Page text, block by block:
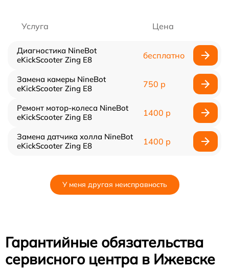
Услуга Цена
Диагностика NineBot
eKickScooter Zing E8
бесплатно
Замена камеры NineBot
eKickScooter Zing E8
750 р
Ремонт мотор-колеса NineBot
eKickScooter Zing E8
1400 р
Замена датчика холла NineBot
eKickScooter Zing E8
1400 р
У меня другая неисправность
Гарантийные обязательства
сервисного центра в Ижевске